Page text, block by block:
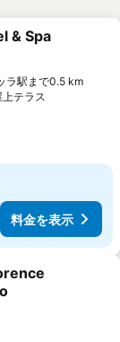
加
& Spa
ラ駅まで0.5 km
テラス
料金を表示
加